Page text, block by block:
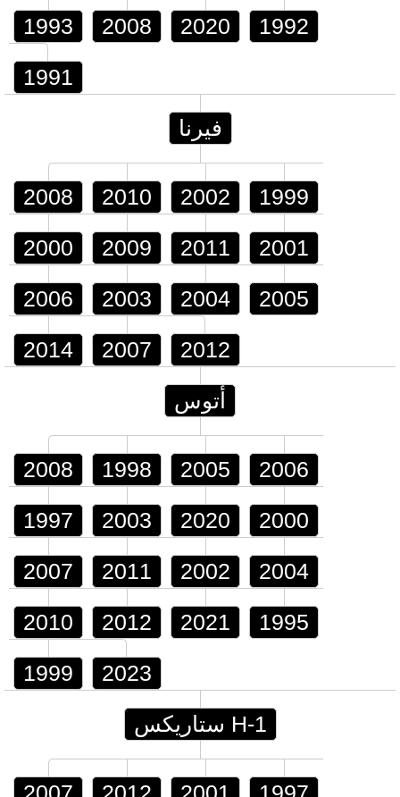
1993 2008 2020 1992
1991
فيرنا
2008 2010 2002 1999
2000 2009 2011 2001
2006 2003 2004 2005
2014 2007 2012
أتوس
2008 1998 2005 2006
1997 2003 2020 2000
2007 2011 2002 2004
2010 2012 2021 1995
1999 2023
H-1 ستاريكس